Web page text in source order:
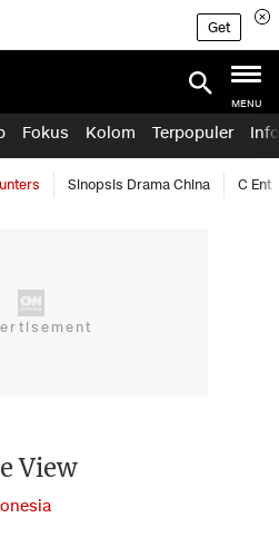
Get
MENU
Fokus Kolom Terpopuler
Sinopsis Drama China C Ent
View